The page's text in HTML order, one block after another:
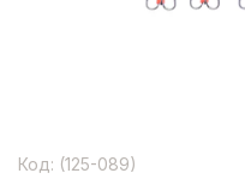
Код: (125-089)